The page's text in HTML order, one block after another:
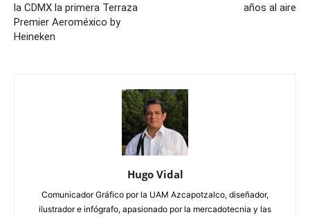
la CDMX la primera Terraza
Premier Aeroméxico by
Heineken
años al aire
Hugo Vidal
Comunicador Gráfico por la UAM Azcapotzalco, diseñador,
ilustrador e infógrafo, apasionado por la mercadotecnia y las